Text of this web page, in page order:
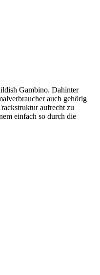
Gambino. Dahinter
auch gehörig
aufrecht zu
einfach so durch die